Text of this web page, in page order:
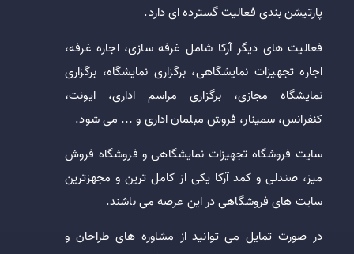
پارتیشن بندی فعالیت گسترده ای دارد.
فعالیت های دیگر آرکا شامل غرفه سازی، اجاره غرفه،
اجاره تجهیزات نمایشگاهی، برگزاری نمایشگاه، برگزاری
نمایشگاه مجازی، برگزاری مراسم اداری، ایونت،
کنفرانس، سمینار، فروش مبلمان اداری و … می شود.
سایت فروشگاه تجهیزات نمایشگاهی و فروشگاه فروش
میز، صندلی و کمد آرکا یکی از کامل ترین و مجهزترین
سایت های فروشگاهی در این عرصه می باشند.
در صورت تمایل می توانید از مشاوره های طراحان و